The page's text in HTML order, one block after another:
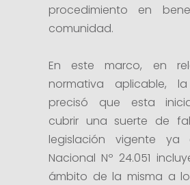
procedimiento en
comunidad.
En este marco, en
normativa aplicable,
precisó que esta
cubrir una suerte de
legislación vigente
Nacional Nº 24.051
ámbito de la misma a